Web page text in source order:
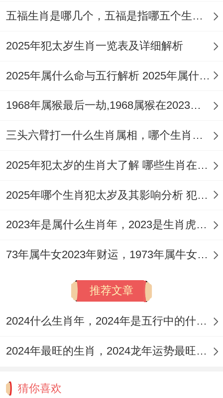
制！
汉代葬玉中的玉握猪 唐代墓葬的陶猪俑 -都
结的接纳度最高；
这种豁达心态恰是善终福运的心理基础。在
出不一般规律、这说不定是其福寿绵长的科
学密码...
支、阴阳五行的精密算法！
从故宫屋脊的五兽镇物 -到百姓家的五福窗
花，这些生肖图腾构建了我国人特有的幸福
认知体系！
理的关联~或借助数据找原因有区别属相者
的生命轨迹！
五福生肖是哪几个，五福是指哪五个生肖动物
2025年犯太岁生肖一览表及详细解析
2025年属什么命与五行解析 2025年属什么生肖五行属性是什么
1968年属猴最后一劫,1968属猴在2023劫数
三头六臂打一什么生肖属相，哪个生肖三头六臂
2025年犯太岁的生肖大了解 哪些生肖在2025年犯太岁
2025年哪个生肖犯太岁及其影响分析 犯太岁的生肖及化解方法解析
2023年是属什么生肖年，2023是生肖虎年还是兔年
73年属牛女2023年财运，1973年属牛女2023年每月运势怎样
推荐文章
2024什么生肖年，2024年是五行中的什么生肖年份
2024年最旺的生肖，2024龙年运势最旺的4个生肖
猜你喜欢